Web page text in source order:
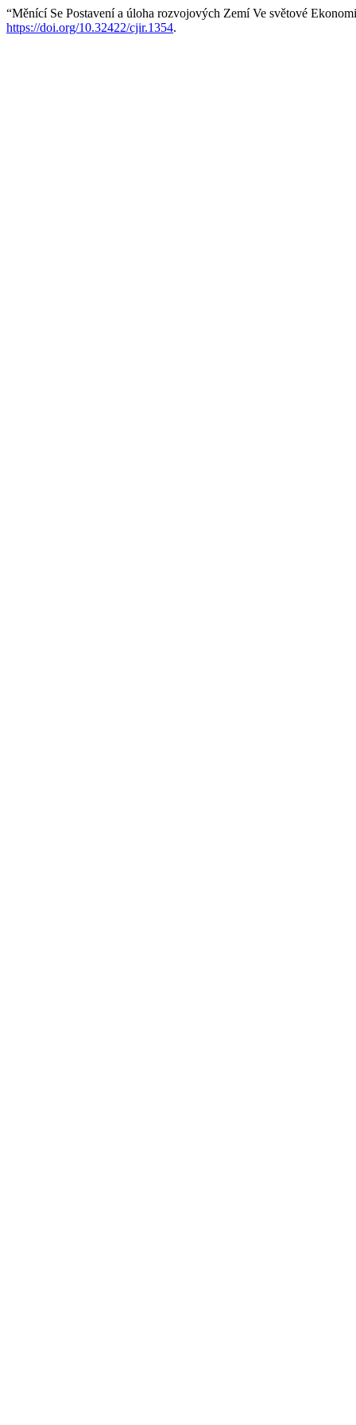
“Měnící Se Postavení a úloha rozvojových Zemí Ve světové
https://doi.org/10.32422/cjir.1354.